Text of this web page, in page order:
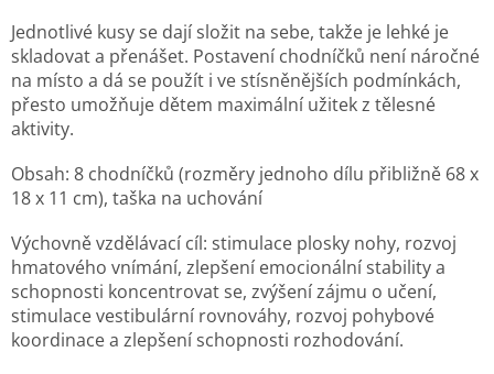
Jednotlivé kusy se dají složit na sebe, takže je lehké je
skladovat a přenášet. Postavení chodníčků není náročné
na místo a dá se použít i ve stísněnějších podmínkách,
přesto umožňuje dětem maximální užitek z tělesné
aktivity.
Obsah: 8 chodníčků (rozměry jednoho dílu přibližně 68 x
18 x 11 cm), taška na uchování
Výchovně vzdělávací cíl: stimulace plosky nohy, rozvoj
hmatového vnímání, zlepšení emocionální stability a
schopnosti koncentrovat se, zvýšení zájmu o učení,
stimulace vestibulární rovnováhy, rozvoj pohybové
koordinace a zlepšení schopnosti rozhodování.